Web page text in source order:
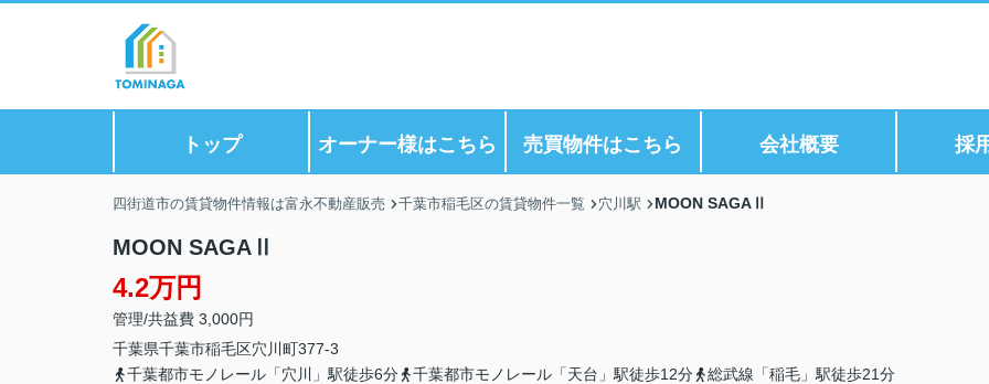
トップ オーナー様はこちら 売買物件はこちら 会社概要 採
四街道市の賃貸物件情報は富永不動産販売 千葉市稲毛区の賃貸物件一覧 穴川駅 MOON SAGAⅡ
MOON SAGAⅡ
4.2万円
管理/共益費 3,000円
千葉県千葉市稲毛区穴川町377-3
千葉都市モノレール「穴川」駅徒歩6分
千葉都市モノレール「天台」駅徒歩12分 総武線「稲毛」駅徒歩21分